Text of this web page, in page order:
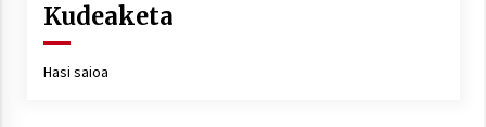
Kudeaketa
Hasi saioa